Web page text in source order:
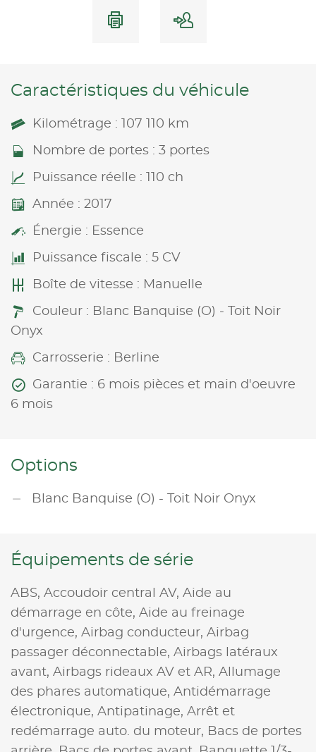
Caractéristiques du véhicule
Kilométrage : 107 110 km
Nombre de portes : 3 portes
Puissance réelle : 110 ch
Année : 2017
Énergie : Essence
Puissance fiscale : 5 CV
Boîte de vitesse : Manuelle
Couleur : Blanc Banquise (O) - Toit Noir
Onyx
Carrosserie : Berline
Garantie : 6 mois pièces et main d'oeuvre
6 mois
Options
Blanc Banquise (O) - Toit Noir Onyx
Équipements de série
ABS, Accoudoir central AV, Aide au
démarrage en côte, Aide au freinage
d'urgence, Airbag conducteur, Airbag
passager déconnectable, Airbags latéraux
avant, Airbags rideaux AV et AR, Allumage
des phares automatique, Antidémarrage
électronique, Antipatinage, Arrêt et
redémarrage auto. du moteur, Bacs de portes